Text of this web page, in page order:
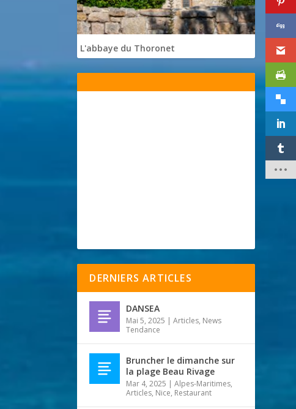
L'abbaye du Thoronet
DERNIERS ARTICLES
DANSEA
Mai 5, 2025 |Articles, News
Tendance
Bruncher le dimanche sur
la plage Beau Rivage
Mar 4, 2025 |Alpes-Maritimes,
Articles, Nice, Restaurant